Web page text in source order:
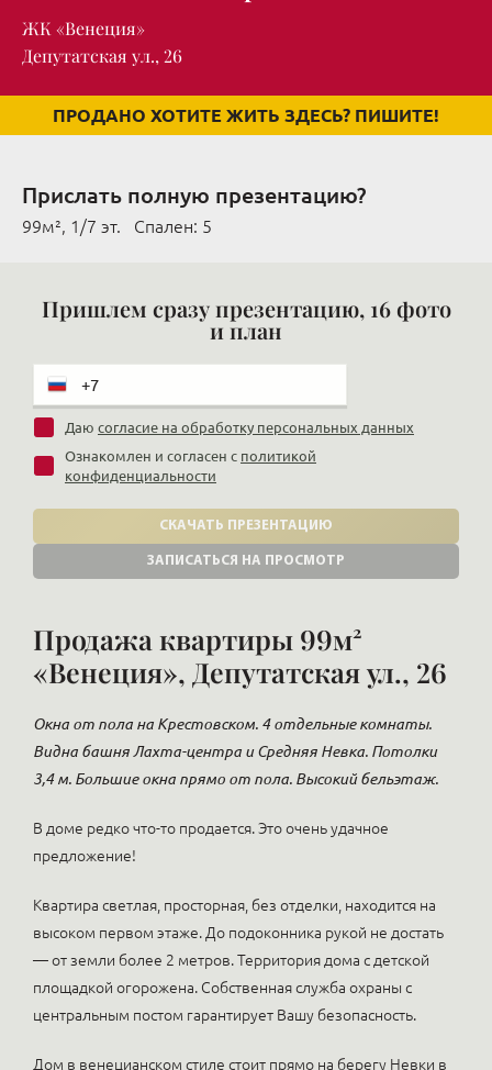
ЖК «Венеция»
Депутатская ул., 26
ПРОДАНО ХОТИТЕ ЖИТЬ ЗДЕСЬ? ПИШИТЕ!
Прислать полную презентацию?
99м², 1/7 эт. Cпален: 5
Пришлем сразу презентацию, 16 фото
и план
Даю согласие на обработку персональных данных
Ознакомлен и согласен с политикой
конфиденциальности
СКАЧАТЬ ПРЕЗЕНТАЦИЮ
ЗАПИСАТЬСЯ НА ПРОСМОТР
Продажа квартиры 99м²
«Венеция», Депутатская ул., 26
Окна от пола на Крестовском. 4 отдельные комнаты.
Видна башня Лахта-центра и Средняя Невка. Потолки
3,4 м. Большие окна прямо от пола. Высокий бельэтаж.
В доме редко что-то продается. Это очень удачное
предложение!
Квартира светлая, просторная, без отделки, находится на
высоком первом этаже. До подоконника рукой не достать
— от земли более 2 метров. Территория дома с детской
площадкой огорожена. Собственная служба охраны с
центральным постом гарантирует Вашу безопасность.
Дом в венецианском стиле стоит прямо на берегу Невки в